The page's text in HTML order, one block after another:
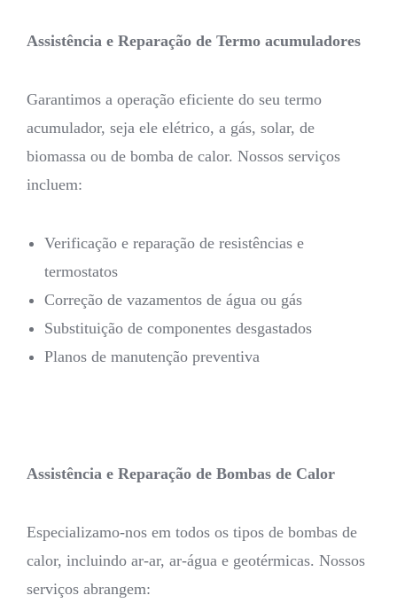
Assistência e Reparação de Termo acumuladores
Garantimos a operação eficiente do seu termo
acumulador, seja ele elétrico, a gás, solar, de
biomassa ou de bomba de calor. Nossos serviços
incluem:
Verificação e reparação de resistências e
termostatos
Correção de vazamentos de água ou gás
Substituição de componentes desgastados
Planos de manutenção preventiva
Assistência e Reparação de Bombas de Calor
Especializamo-nos em todos os tipos de bombas de
calor, incluindo ar-ar, ar-água e geotérmicas. Nossos
serviços abrangem: